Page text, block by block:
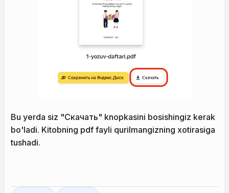
Bu yerda siz "Скачать" knopkasini bosishingiz kerak
bo'ladi. Kitobning pdf fayli qurilmangizning xotirasiga
tushadi.